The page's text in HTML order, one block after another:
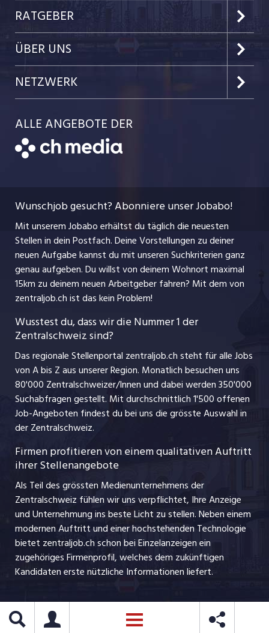
Kanton Zug
Kanton Nidwalden
Kanton Obwalden
Kanton Schwyz
Festanstellungen
Freelance Jobs
Praktika
Lehrstellen
Ferienjobs
Führungspositionen
Jobline
Preise & Leistungen
Kundenlogin
Einzelinserat disponieren
Schnittstelle
Bewerber-Cockpit
RATGEBER
Job-News
Job-Tipps
Job-Storys
Job-Coach
Bewerbung
ÜBER UNS
Portrait
Jobs bei der CH Media
Nutzungsbedingungen
Impressum
NETZWERK
CH Media
jobbasel.ch
jobbern.ch
jobmittelland.ch
schaffu.ch (VS)
ajourjob.ch
ALLE ANGEBOTE DER
Wunschjob gesucht? Abonniere unser Jobabo!
Mit unserem Jobabo erhältst du täglich die neuesten
Stellen in dein Postfach. Deine Vorstellungen zu deiner
neuen Aufgabe kannst du mit unseren Suchkriterien ganz
genau aufgeben. Du willst von deinem Wohnort maximal
15km zu deinem neuen Arbeitgeber fahren? Mit demvon
zentraljob.ch ist das kein Problem!
Wusstest du, dass wir die Nummer 1 der
Zentralschweiz sind?
Das regionale Stellenportal zentraljob.ch steht für alle Jobs
von A bis Z aus unserer Region. Monatlich besuchen uns
80'000 Zentralschweizer/Innen und dabei werden 350'000
Suchabfragen gestellt. Mit durchschnittlich 1'500 offenen
Job-Angeboten findest du bei uns die grösste Auswahl in
der Zentralschweiz.
Firmen profitieren von einem qualitativen Auftritt
ihrer Stellenangebote
Als Teil des grössten Medienunternehmens der
Zentralschweiz fühlen wir uns verpflichtet, Ihre Anzeige
und Unternehmung ins beste Licht zu stellen. Neben einem
modernen Auftritt und einer hochstehenden Technologie
bietet zentraljob.ch schon bei Einzelanzeigen ein
zugehöriges Firmenprofil, welches dem zukünftigen
Kandidaten erste nützliche Informationen liefert.